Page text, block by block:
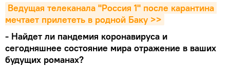
Ведущая телеканала "Россия 1" после карантина
мечтает прилететь в родной Баку >>
- Найдет ли пандемия коронавируса и
сегодняшнее состояние мира отражение в ваших
будущих романах?